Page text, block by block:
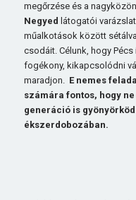
megőrzése és a
Negyed látogatói
műalkotások között
csodáit. Célunk, hogy
fogékony, kikapcsolódni
maradjon. E nemes
számára fontos, hogy
generáció is
ékszerdobozában.